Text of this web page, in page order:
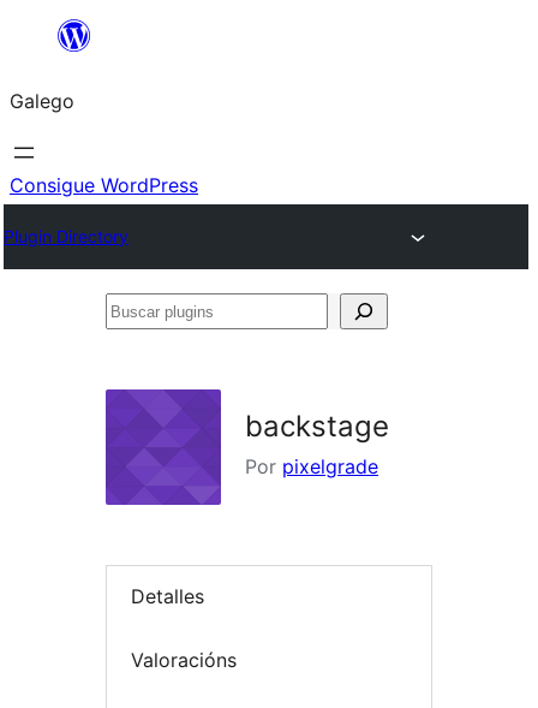
Saltar
contido
Galego
Consigue WordPress
Plugin Directory
Buscar
backstage
Por pixelgrade
Detalles
Valoracións